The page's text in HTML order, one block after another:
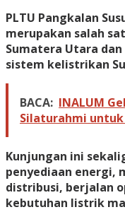
PLTU Pangkalan
merupakan salah
Sumatera Utara
sistem kelistrikan
BACA: INALUM
Silaturahmi untuk
Kunjungan ini
penyediaan energi,
distribusi, berjalan
kebutuhan listrik